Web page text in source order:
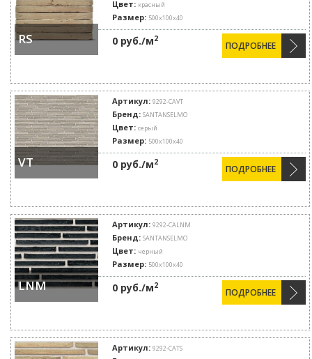
RS
Цвет: красный
Размер: 500х100х40
0 руб./м2
ПОДРОБНЕЕ
VT
Артикул: 9292-CAVT
Бренд: SANTANSELMO
Цвет: серый
Размер: 500х100х40
0 руб./м2
ПОДРОБНЕЕ
LNM
Артикул: 9292-CALNM
Бренд: SANTANSELMO
Цвет: черный
Размер: 500х100х40
0 руб./м2
ПОДРОБНЕЕ
Артикул: 9292-CATS